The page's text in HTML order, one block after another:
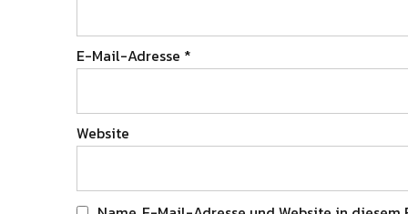
E-Mail-Adresse *
Website